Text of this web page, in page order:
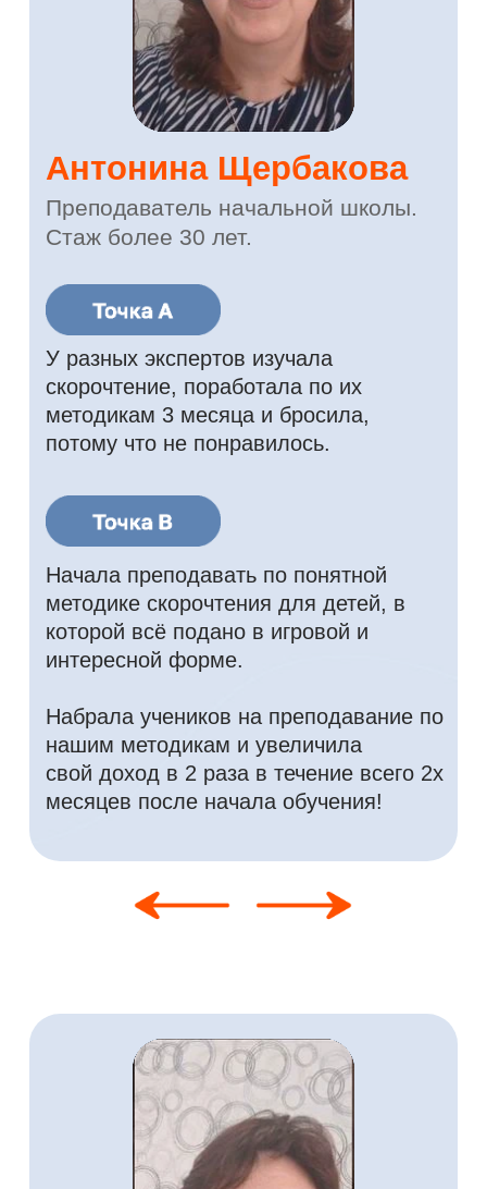
Боялась рекламы и соцсетей, не
знала, как искать учеников
Работала только по старинке,
через знакомых
Не была уверена в онлайн-
формате
запускать объявления
Получила отклики и первых
учеников уже во время обучения
Боялась рекламы и соцсетей, не
Освоила Авито, поняла, как
запускать объявления
Получила отклики и первых
учеников уже во время обучения
Готова работать онлайн — без
страха и перегруза
Нурья Зуфаровна
Логопед. Педагог с большим стажем